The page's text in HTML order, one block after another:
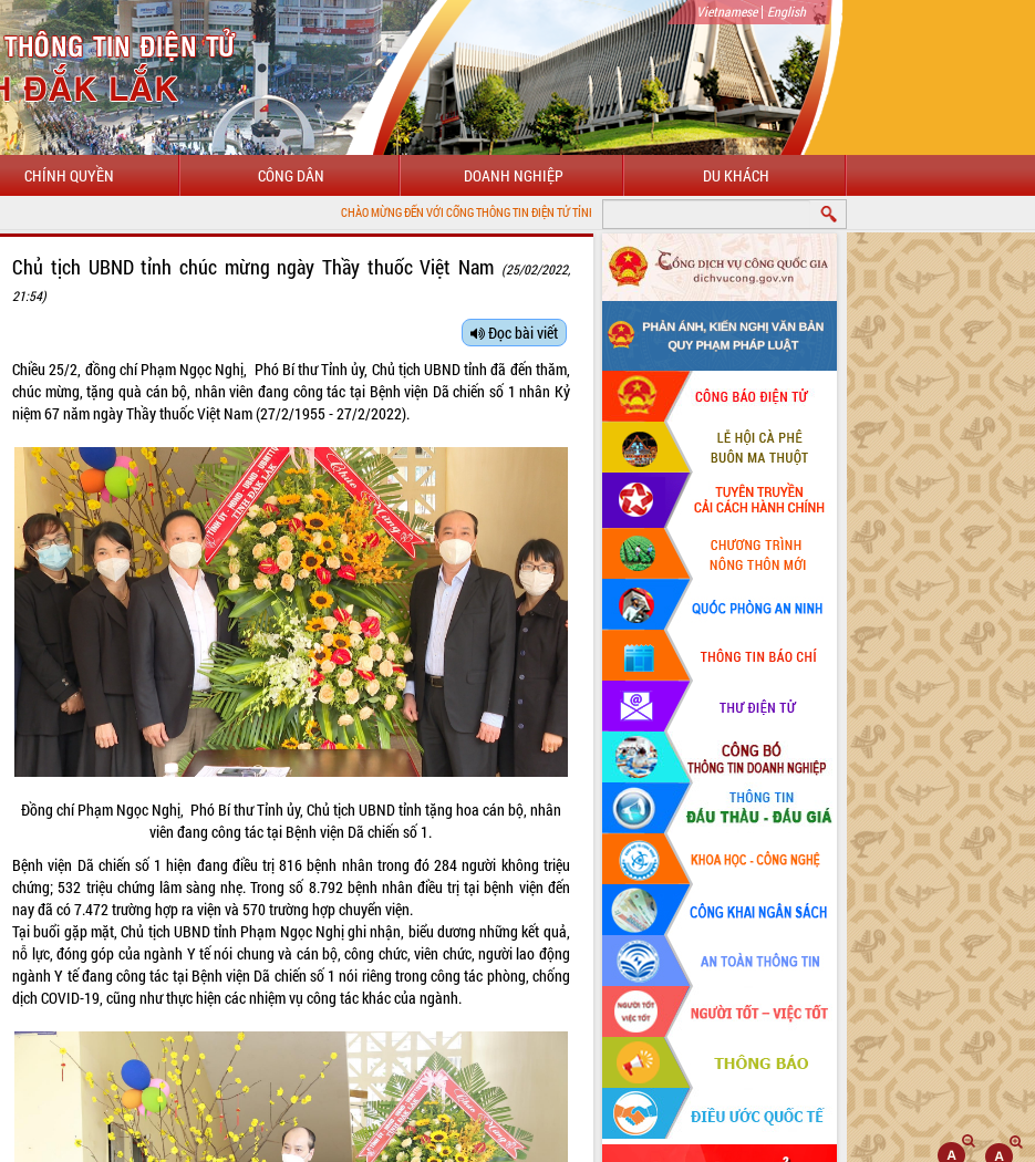
Vietnamese| English
CHÍNH QUYỀN CÔNG DÂN DOANH NGHIỆP DU KHÁCH
CHÀO MỪNG ĐẾN VỚI CỔNG THÔNG TIN ĐIỆN TỬ TỈNH ĐẮK LẮK
Chủ tịch UBND tỉnh chúc mừng ngày Thầy thuốc Việt Nam (25/02/2022,
21:54)
Đọc bài viết
Chiều 25/2, đồng chí Phạm Ngọc Nghị, Phó Bí thư Tỉnh ủy, Chủ tịch UBND tỉnh đã đến thăm,
chúc mừng, tặng quà cán bộ, nhân viên đang công tác tại Bệnh viện Dã chiến số 1 nhân Kỷ
niệm 67 năm ngày Thầy thuốc Việt Nam (27/2/1955 - 27/2/2022).
Đồng chí Phạm Ngọc Nghị, Phó Bí thư Tỉnh ủy, Chủ tịch UBND tỉnh tặng hoa cán bộ, nhân
viên đang công tác tại Bệnh viện Dã chiến số 1.
Bệnh viện Dã chiến số 1 hiện đang điều trị 816 bệnh nhân trong đó 284 người không triệu
chứng; 532 triệu chứng lâm sàng nhẹ. Trong số 8.792 bệnh nhân điều trị tại bệnh viện đến
nay đã có 7.472 trường hợp ra viện và 570 trường hợp chuyển viện.
Tại buổi gặp mặt, Chủ tịch UBND tỉnh Phạm Ngọc Nghị ghi nhận, biểu dương những kết quả,
nỗ lực, đóng góp của ngành Y tế nói chung và cán bộ, công chức, viên chức, người lao động
ngành Y tế đang công tác tại Bệnh viện Dã chiến số 1 nói riêng trong công tác phòng, chống
dịch COVID-19, cũng như thực hiện các nhiệm vụ công tác khác của ngành.